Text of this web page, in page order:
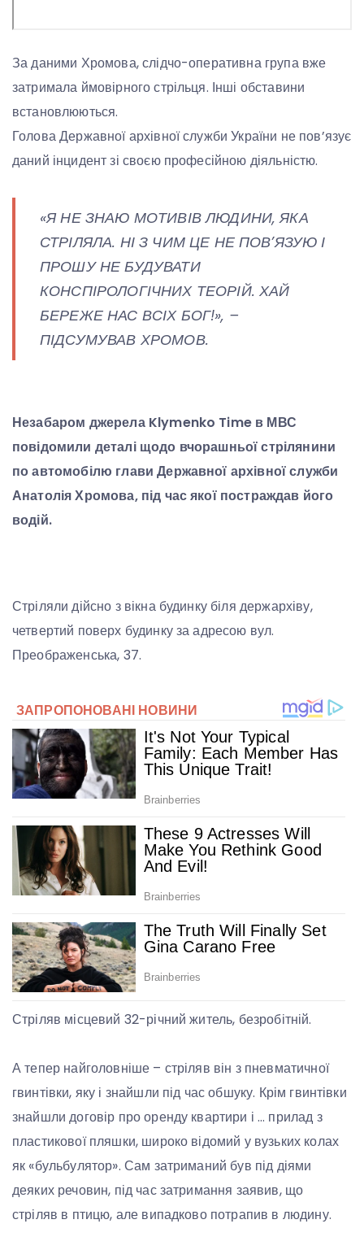
За даними Хромова, слідчо-оперативна група вже
затримала ймовірного стрільця. Інші обставини
встановлюються.
Голова Державної архівної служби України не пов’язує
даний інцидент зі своєю професійною діяльністю.
«Я НЕ ЗНАЮ МОТИВІВ ЛЮДИНИ, ЯКА
СТРІЛЯЛА. НІ З ЧИМ ЦЕ НЕ ПОВ’ЯЗУЮ І
ПРОШУ НЕ БУДУВАТИ
КОНСПІРОЛОГІЧНИХ ТЕОРІЙ. ХАЙ
БЕРЕЖЕ НАС ВСІХ БОГ!», –
ПІДСУМУВАВ ХРОМОВ.
Незабаром джерела Klymenko Time в МВС
повідомили деталі щодо вчорашньої стрілянини
по автомобілю глави Державної архівної служби
Анатолія Хромова, під час якої постраждав його
водій.
Стріляли дійсно з вікна будинку біля держархіву,
четвертий поверх будинку за адресою вул.
Преображенська, 37.
Стріляв місцевий 32-річний житель, безробітній.
А тепер найголовніше – стріляв він з пневматичної
гвинтівки, яку і знайшли під час обшуку. Крім гвинтівки
знайшли договір про оренду квартири і … прилад з
пластикової пляшки, широко відомий у вузьких колах
як «бульбулятор». Сам затриманий був під діями
деяких речовин, під час затримання заявив, що
стріляв в птицю, але випадково потрапив в людину.